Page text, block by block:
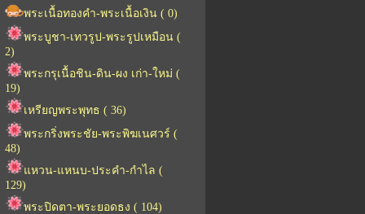
พระเนื้อทองคำ-พระเนื้อเงิน ( 0)
พระบูชา-เทวรูป-พระรูปเหมือน (
2)
พระกรุเนื้อชิน-ดิน-ผง เก่า-ใหม่ (
19)
เหรียญพระพุทธ ( 36)
พระกริ่งพระชัย-พระพิฆเนศวร์ (
48)
แหวน-แหนบ-ประคำ-กำไล (
129)
พระปิดตา-พระยอดธง ( 104)